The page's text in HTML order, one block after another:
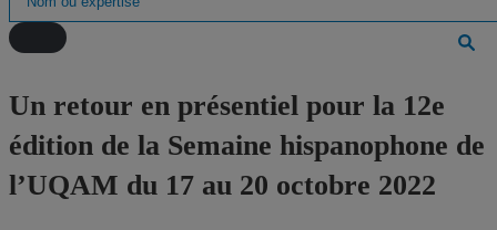
Un retour en présentiel pour la 12e
édition de la Semaine hispanophone de
l’UQAM du 17 au 20 octobre 2022